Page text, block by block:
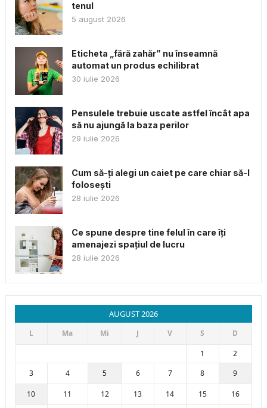
tenul
5 august 2026
Eticheta „fără zahăr” nu înseamnă
automat un produs echilibrat
30 iulie 2026
Pensulele trebuie uscate astfel încât apa
să nu ajungă la baza perilor
29 iulie 2026
Cum să-ți alegi un caiet pe care chiar să-l
folosești
28 iulie 2026
Ce spune despre tine felul în care îți
amenajezi spațiul de lucru
28 iulie 2026
AUGUST 2026
L Ma Mi J V S
D
1
2
3
4 5 6 7 8 9
10 11 12 13 14 15
16